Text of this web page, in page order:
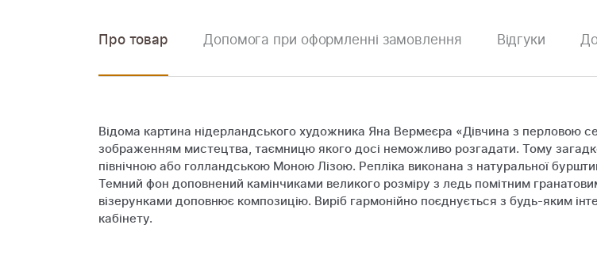
Про товар Допомога при оформленні замовлення Відгуки
Відома картина нідерландського художника Яна Вермеєра «Дівчина з перловою
зображенням мистецтва, таємницю якого досі неможливо розгадати. Тому
північною або голландською Моною Лізою. Репліка виконана з натуральної
Темний фон доповнений камінчиками великого розміру з ледь помітним
візерунками доповнює композицію. Виріб гармонійно поєднується з будь-яким
кабінету.